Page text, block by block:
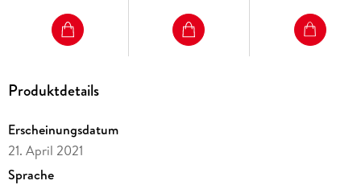
Produktdetails
Erscheinungsdatum
21. April 2021
Sprache